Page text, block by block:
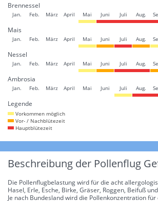
Brennessel
Jan. Feb. März April Mai Juni Juli Aug.
Mais
Jan. Feb. März April Mai Juni Juli Aug.
Nessel
Jan. Feb. März April Mai Juni Juli Aug.
Ambrosia
Jan. Feb. März April Mai Juni Juli Aug.
Legende
Vorkommen möglich
Vor- / Nachblütezeit
Hauptblütezeit
Beschreibung der Pollenflug
Die Pollenflugbelastung wird für die acht
Hasel, Erle, Esche, Birke, Gräser, Roggen, Beifuß
Je nach Bundesland wird die Pollenkonzentration